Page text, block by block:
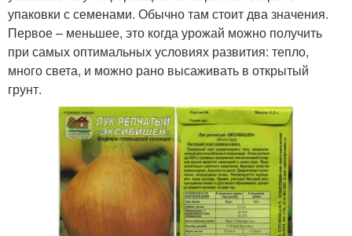
упаковки с семенами. Обычно там стоит два значения.
Первое – меньшее, это когда урожай можно получить
при самых оптимальных условиях развития: тепло,
много света, и можно рано высаживать в открытый
грунт.